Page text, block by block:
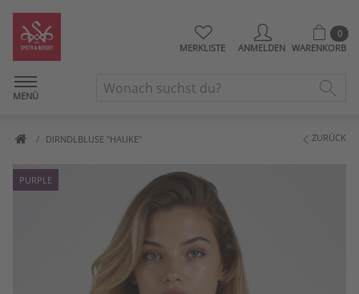
MERKLISTE ANMELDEN
0
WARENKORB
MENÜ
DIRNDLBLUSE "HAUKE" ZURÜCK
Artikelbilder überspringen
PURPLE